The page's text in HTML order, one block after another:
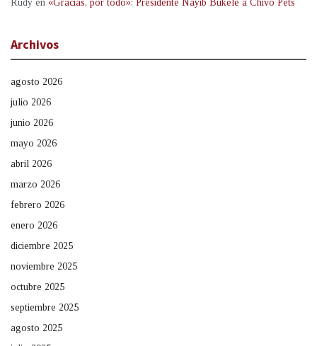
Rudy en «Gracias, por todo»: Presidente Nayib Bukele a Chivo Pets
Archivos
agosto 2026
julio 2026
junio 2026
mayo 2026
abril 2026
marzo 2026
febrero 2026
enero 2026
diciembre 2025
noviembre 2025
octubre 2025
septiembre 2025
agosto 2025